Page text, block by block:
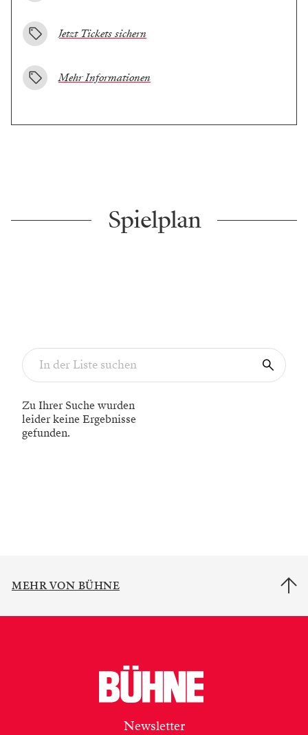
Jetzt Tickets sichern
Mehr Informationen
Spielplan
Zu Ihrer Suche wurden
leider keine Ergebnisse
gefunden.
MEHR VON BÜHNE
Newsletter